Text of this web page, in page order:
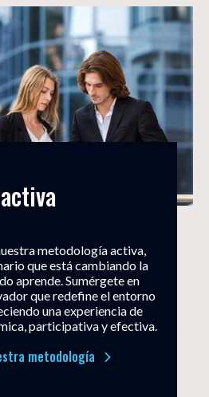
metodología activa,
que está cambiando la
aprende. Sumérgete en
que redefine el entorno
una experiencia de
participativa y efectiva.
metodología